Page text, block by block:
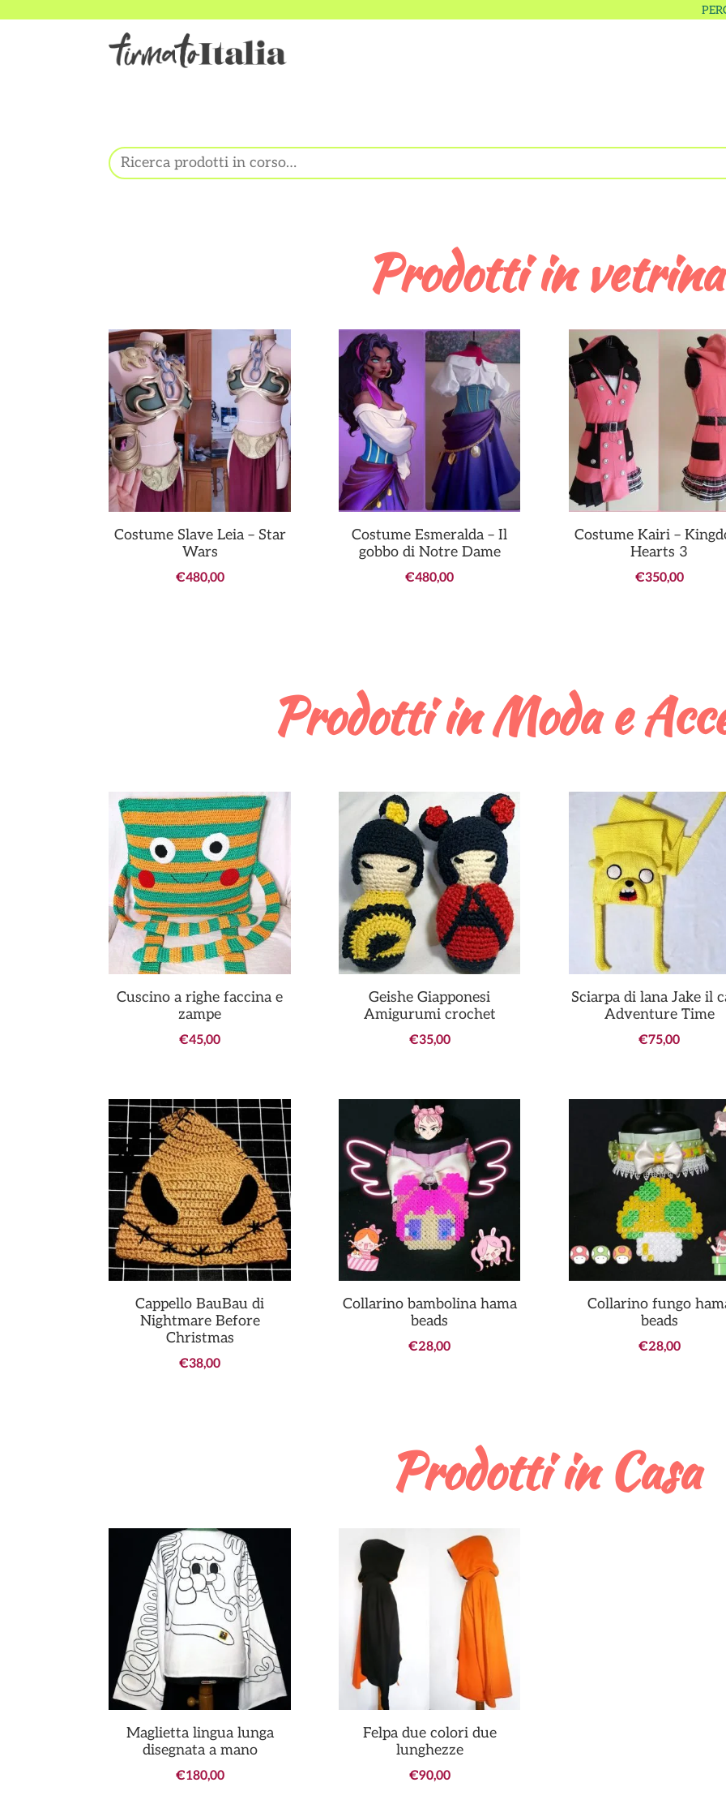
Prodotti in vetrina
Costume Slave Leia – Star
Wars
€480,00
Costume Esmeralda – Il
gobbo di Notre Dame
€480,00
Costume Kairi –
Hearts 3
€350,00
Prodotti in Moda e
Cuscino a righe faccina e
zampe
€45,00
Geishe Giapponesi
Amigurumi crochet
€35,00
Sciarpa di lana Jake il
Adventure Time
€75,00
Cappello BauBau di
Nightmare Before
Christmas
€38,00
Collarino bambolina hama
beads
€28,00
Collarino fungo
beads
€28,00
Prodotti in Casa
Maglietta lingua lunga
disegnata a mano
€180,00
Felpa due colori due
lunghezze
€90,00